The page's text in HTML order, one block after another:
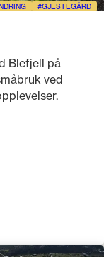
GJESTEGÅRD
Blefjell på
ved